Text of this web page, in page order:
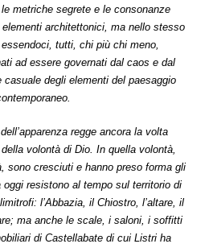
metriche segrete e le consonanze
architettonici, ma nello stesso
tutti, chi più chi meno,
ad essere governati dal caos e dal
degli elementi del paesaggio
regge ancora la volta
volontà di Dio. In quella volontà,
sono cresciuti e hanno preso forma gli
resistono al tempo sul territorio di
l’Abbazia, il Chiostro, l’altare, il
ma anche le scale, i saloni, i soffitti
di Castellabate di cui Listri ha